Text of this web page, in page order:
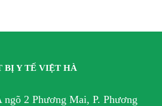
BỊ Y TẾ VIỆT HÀ
ngõ 2 Phương Mai, P. Phương